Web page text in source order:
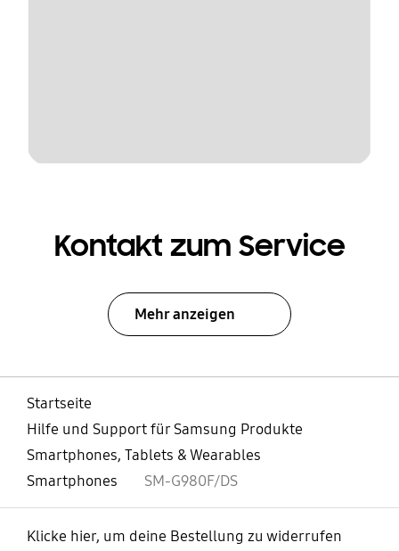
Kontakt zum Service
Mehr anzeigen
Startseite
Hilfe und Support für Samsung Produkte
Smartphones, Tablets & Wearables
Smartphones
SM-G980F/DS
Klicke hier, um deine Bestellung zu widerrufen